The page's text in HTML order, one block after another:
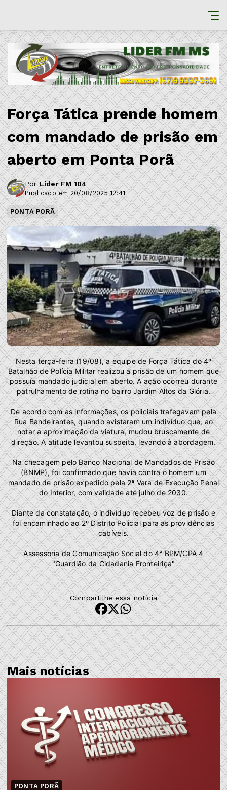
Força Tática prende homem
com mandado de prisão em
aberto em Ponta Porã
PorLíder FM 104
Publicado em 20/08/2025 12:41
PONTA PORÃ
Nesta terça-feira (19/08), a equipe de Força Tática do 4º
Batalhão de Polícia Militar realizou a prisão de um homem que
possuía mandado judicial em aberto. A ação ocorreu durante
patrulhamento de rotina no bairro Jardim Altos da Glória.
De acordo com as informações, os policiais trafegavam pela
Rua Bandeirantes, quando avistaram um indivíduo que, ao
notar a aproximação da viatura, mudou bruscamente de
direção. A atitude levantou suspeita, levando à abordagem.
Na checagem pelo Banco Nacional de Mandados de Prisão
(BNMP), foi confirmado que havia contra o homem um
mandado de prisão expedido pela 2ª Vara de Execução Penal
do Interior, com validade até julho de 2030.
Diante da constatação, o indivíduo recebeu voz de prisão e
foi encaminhado ao 2º Distrito Policial para as providências
cabíveis.
Assessoria de Comunicação Social do 4° BPM/CPA 4
"Guardião da Cidadania Fronteiriça"
Compartilhe essa notícia
Mais notícias
PONTA PORÃ